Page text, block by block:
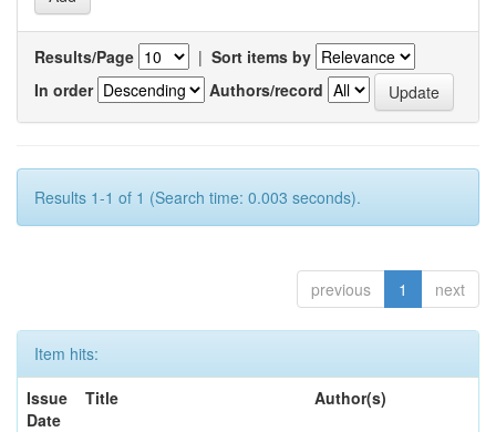
Results/Page | Sort items by
In order
Authors/record
Results 1-1 of 1 (Search time: 0.003 seconds).
previous 1 next
Item hits:
Issue
Date
Title Author(s)